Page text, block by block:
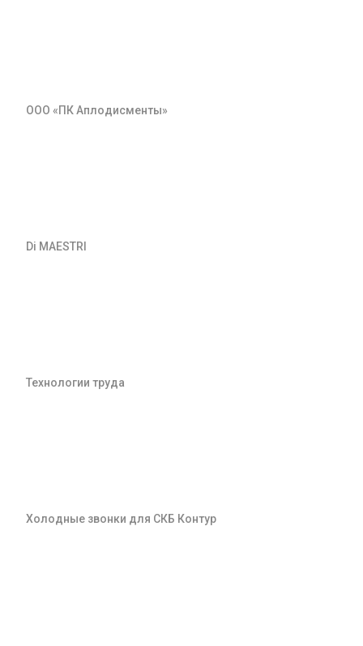
ООО «ПК Аплодисменты»
Di MAESTRI
Технологии труда
Холодные звонки для СКБ Контур